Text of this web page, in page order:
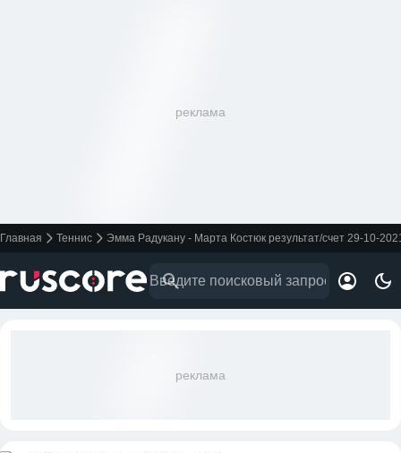
реклама
Главная Теннис Эмма Радукану - Марта Костюк результат/счет 29-10-
реклама